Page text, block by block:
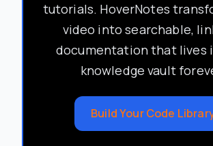
tutorials. HoverNotes
video into searchable,
documentation that lives
knowledge vault
Build Your Code